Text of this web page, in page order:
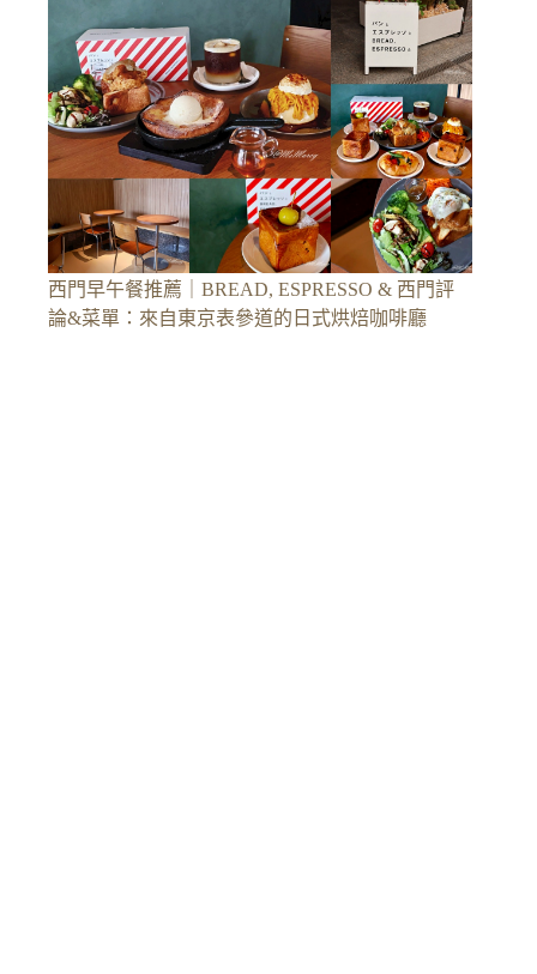
西門早午餐推薦｜BREAD, ESPRESSO & 西門評
論&菜單：來自東京表參道的日式烘焙咖啡廳